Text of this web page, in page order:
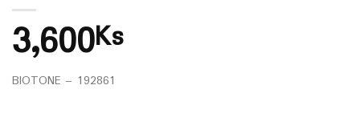
3,600Ks
BIOTONE – 192861